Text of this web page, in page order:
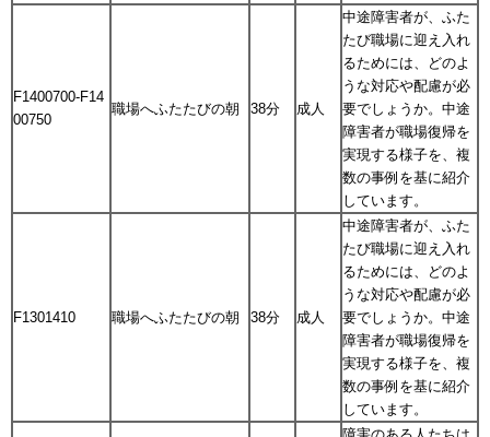
F1400700-F14
00750
職場へふたたびの朝 38分 成人
中途障害者が、ふた
たび職場に迎え入れ
るためには、どのよ
うな対応や配慮が必
要でしょうか。中途
障害者が職場復帰を
実現する様子を、複
数の事例を基に紹介
しています。
F1301410 職場へふたたびの朝 38分 成人
中途障害者が、ふた
たび職場に迎え入れ
るためには、どのよ
うな対応や配慮が必
要でしょうか。中途
障害者が職場復帰を
実現する様子を、複
数の事例を基に紹介
しています。